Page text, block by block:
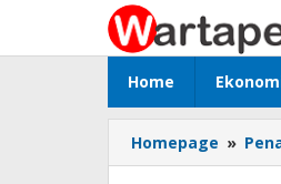
content
Home
Homepage »